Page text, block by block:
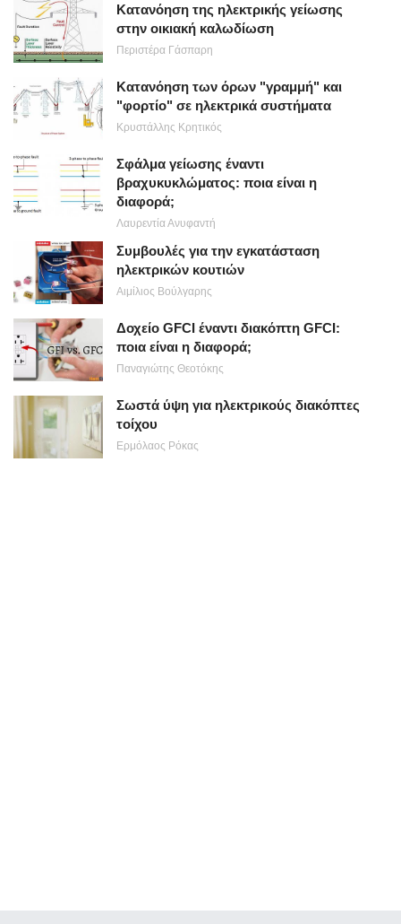
Κατανόηση της ηλεκτρικής γείωσης
στην οικιακή καλωδίωση
Περιστέρα Γάσπαρη
Κατανόηση των όρων "γραμμή" και
"φορτίο" σε ηλεκτρικά συστήματα
Κρυστάλλης Κρητικός
Σφάλμα γείωσης έναντι
βραχυκυκλώματος: ποια είναι η
διαφορά;
Λαυρεντία Ανυφαντή
Συμβουλές για την εγκατάσταση
ηλεκτρικών κουτιών
Αιμίλιος Βούλγαρης
Δοχείο GFCI έναντι διακόπτη GFCI:
ποια είναι η διαφορά;
Παναγιώτης Θεοτόκης
Σωστά ύψη για ηλεκτρικούς διακόπτες
τοίχου
Ερμόλαος Ρόκας